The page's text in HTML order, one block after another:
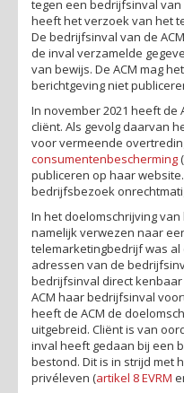
tegen een bedrijfsinval
heeft het verzoek van het
De bedrijfsinval van de
de inval verzamelde
van bewijs. De ACM mag
berichtgeving niet
In november 2021 heeft de
cliënt. Als gevolg daarvan
voor vermeende
consumentenbescherming
publiceren op haar
bedrijfsbezoek
In het doelomschrijving
namelijk verwezen naar
telemarketingbedrijf was al
adressen van de
bedrijfsinval direct
ACM haar bedrijfsinval
heeft de ACM de
uitgebreid. Cliënt is van
inval heeft gedaan bij een
bestond. Dit is in strijd met
privéleven (artikel 8 EVRM